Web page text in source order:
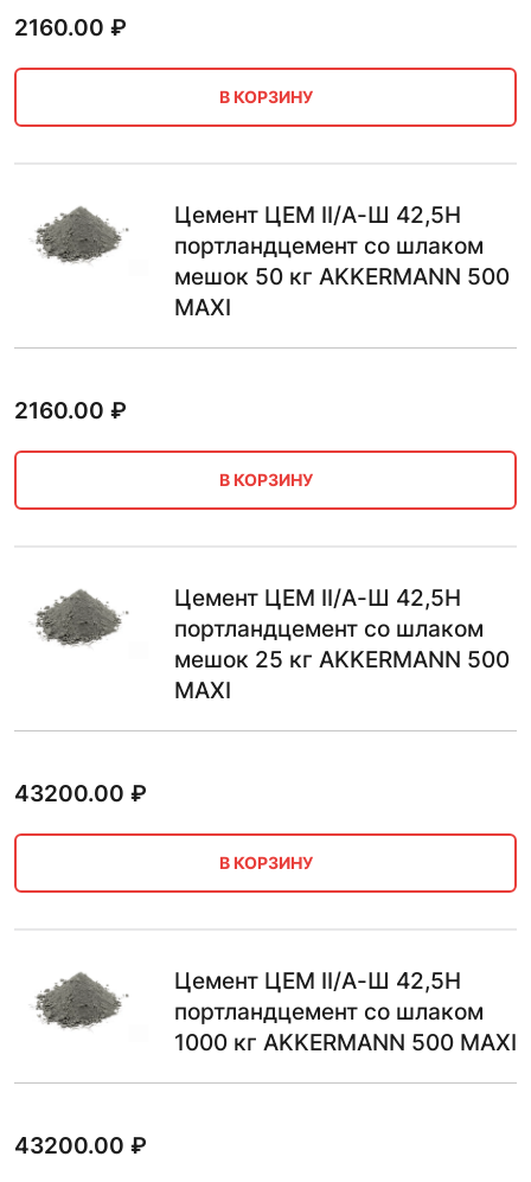
2160.00 ₽
В КОРЗИНУ
Цемент ЦЕМ II/А-Ш 42,5Н
портландцемент со шлаком
мешок 50 кг AKKERMANN 500
MAXI
2160.00 ₽
В КОРЗИНУ
Цемент ЦЕМ II/А-Ш 42,5Н
портландцемент со шлаком
мешок 25 кг AKKERMANN 500
MAXI
43200.00 ₽
В КОРЗИНУ
Цемент ЦЕМ II/А-Ш 42,5Н
портландцемент со шлаком
1000 кг AKKERMANN 500 MAXI
43200.00 ₽